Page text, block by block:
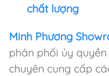
chất lượng
Minh Phương
phân phối ủy
chuyên cung cấp